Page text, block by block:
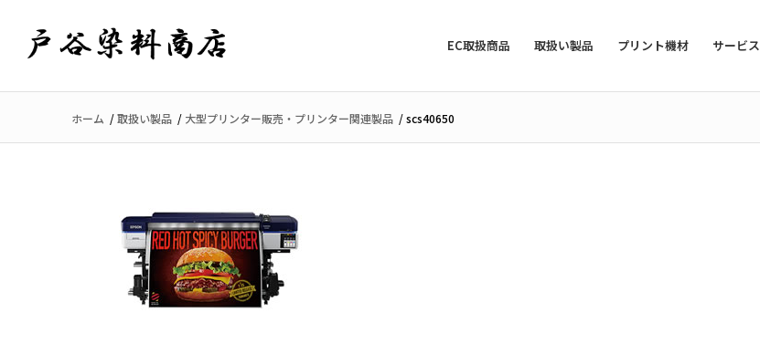
EC取扱商品 取扱い製品 プリント機材 サービス
ホーム /取扱い製品 / 大型プリンター販売・プリンター関連製品 /scs40650